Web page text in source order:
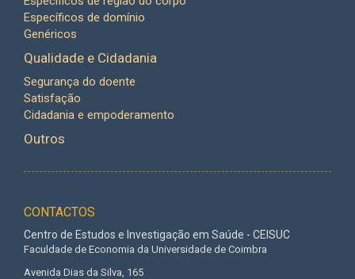
Específicos de domínio
Genéricos
Qualidade e Cidadania
Segurança do doente
Satisfação
Cidadania e empoderamento
Outros
CONTACTOS
Centro de Estudos e Investigação em Saúde - CEISUC
Faculdade de Economia da Universidade de Coimbra
Avenida Dias da Silva, 165